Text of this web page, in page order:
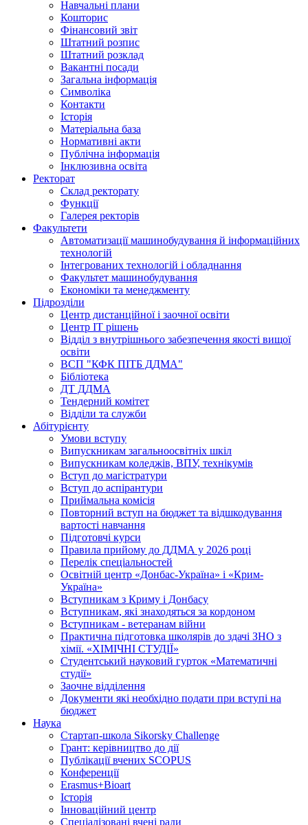
Навчальні плани
Кошторис
Фінансовий звіт
Штатний розпис
Штатний розклад
Вакантні посади
Загальна інформація
Символіка
Контакти
Історія
Матеріальна база
Нормативні акти
Публічна інформація
Інклюзивна освіта
Ректорат
Склад ректорату
Функції
Галерея ректорів
Факультети
Автоматизації машинобудування й інформаційних
технологій
Інтегрованих технологій і обладнання
Факультет машинобудування
Економіки та менеджменту
Підрозділи
Центр дистанційної і заочної освіти
Центр ІТ рішень
Відділ з внутрішнього забезпечення якості вищої
освіти
ВСП "КФК ПІТБ ДДМА"
Бібліотека
ДТ ДДМА
Тендерний комітет
Відділи та служби
Абітурієнту
Умови вступу
Випускникам загальноосвітніх шкіл
Випускникам коледжів, ВПУ, технікумів
Вступ до магістратури
Вступ до аспірантури
Приймальна комісія
Повторний вступ на бюджет та відшкодування
вартості навчання
Підготовчі курси
Правила прийому до ДДМА у 2026 році
Перелік спеціальностей
Освітній центр «Донбас-Україна» і «Крим-
Україна»
Вступникам з Криму і Донбасу
Вступникам, які знаходяться за кордоном
Вступникам - ветеранам війни
Практична підготовка школярів до здачі ЗНО з
хімії. «ХІМІЧНІ СТУДІЇ»
Студентський науковий гурток «Математичні
студії»
Заочне відділення
Документи які необхідно подати при вступі на
бюджет
Наука
Стартап-школа Sikorsky Challenge
Грант: керівництво до дії
Публікації вчених SCOPUS
Конференції
Erasmus+Bioart
Історія
Інноваційний центр
Спеціалізовані вчені ради